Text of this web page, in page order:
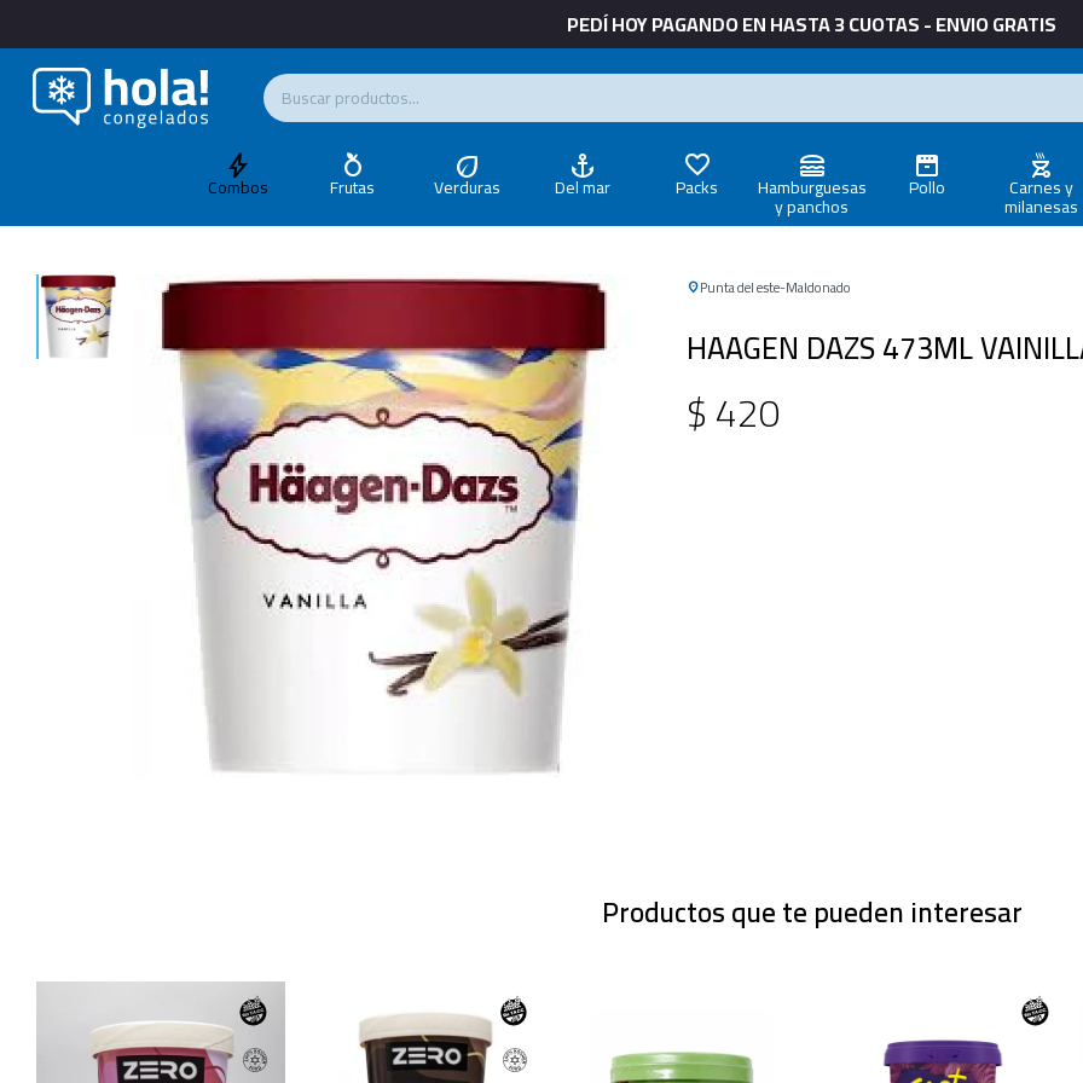
PEDÍ HOY PAGANDO EN HASTA 3 CUOTAS - ENVIO GRATIS
Combos Frutas Verduras Del mar Packs Hamburguesas
y panchos
Pollo Carnes y
milanesas
Punta del este Maldonado
HAAGEN DAZS 473ML
$420
Productos que te pueden interesar